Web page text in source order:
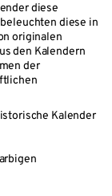
diese
diese in
originalen
den Kalendern
der
Kalender